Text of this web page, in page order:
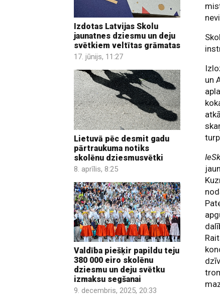
Izdotas Latvijas Skolu
jaunatnes dziesmu un deju
svētkiem veltītas grāmatas
17. jūnijs, 11:27
Lietuvā pēc desmit gadu
pārtraukuma notiks
skolēnu dziesmusvētki
8. aprīlis, 8:25
Valdība piešķir papildu teju
380 000 eiro skolēnu
dziesmu un deju svētku
izmaksu segšanai
9. decembris, 2025, 20:33
un